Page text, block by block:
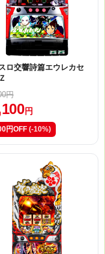
ロ交響詩篇エウレカセ
円
円
円OFF (-10%)